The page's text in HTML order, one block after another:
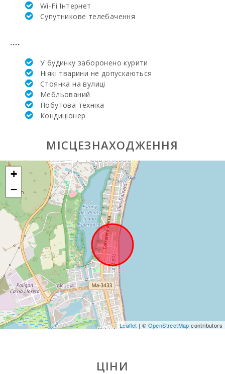
Супермаркет
SPAR (км):
LIDL (км):
Водні види
спорту (м):
Озеро - Es Llac
Gran (км):
ПАРК МАЙОРКА
Парк Катманду
(км):
Парк розваг -
Акваріум
Пальма (км):
Марінеленд-
Майорка (км):
Аквапарк -
Гідропарк
Алькудія (км):
Пляж Кан
Пікафорт (км):
Драконов1
пещери (km):
Wi-Fi Інтернет
Супутникове телебачення
....
У будинку заборонено курити
Ніякі тварини не допускаються
Стоянка на вулиці
Мебльований
Побутова техніка
Кондиціонер
МІСЦЕЗНАХОДЖЕННЯ
+
−
Leaflet | © OpenStreetMap contributors
ЦІНИ